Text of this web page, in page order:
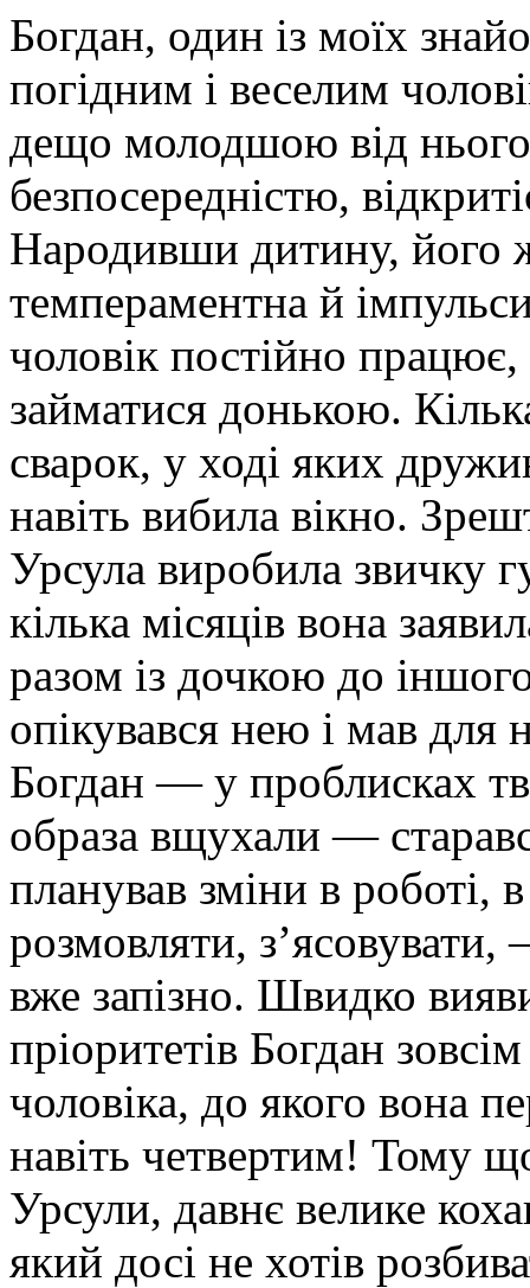
Богдан, один із моїх
погідним і веселим
дещо молодшою від нього
безпосередністю,
Народивши дитину, його
темпераментна й
чоловік постійно
займатися донькою.
сварок, у ході яких
навіть вибила вікно.
Урсула виробила звичку
кілька місяців вона
разом із дочкою до
опікувався нею і мав для
Богдан — у проблисках
образа вщухали —
планував зміни в роботі,
розмовляти,
вже запізно. Швидко
пріоритетів Богдан
чоловіка, до якого вона
навіть четвертим! Тому
Урсули, давнє велике
який досі не хотів